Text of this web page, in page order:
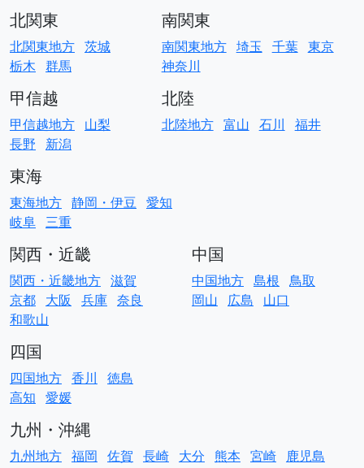
北関東
北関東地方 茨城
栃木 群馬
南関東
南関東地方 埼玉 千葉 東京
神奈川
甲信越
甲信越地方 山梨
長野
新潟
北陸
北陸地方 富山 石川 福井
東海
東海地方 静岡・伊豆 愛知
岐阜 三重
関西・近畿
関西・近畿地方 滋賀
京都 大阪 兵庫 奈良
和歌山
中国
中国地方 島根 鳥取
岡山
広島 山口
四国
四国地方 香川
徳島
高知 愛媛
九州・沖縄
九州地方 福岡 佐賀 長崎 大分 熊本 宮崎
鹿児島